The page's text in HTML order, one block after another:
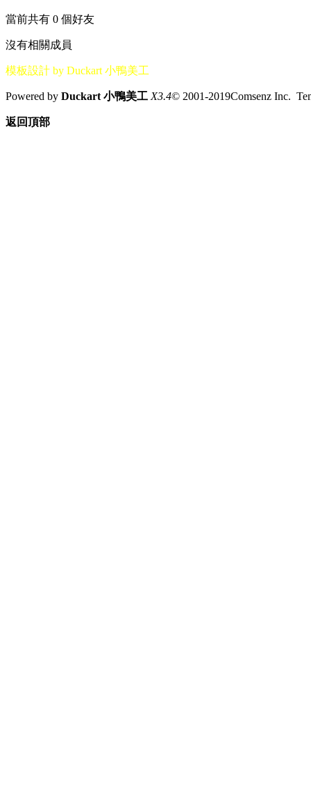
當前共有 0 個好友
沒有相關成員
模板設計 by Duckart 小鴨美工
Powered by Duckart 小鴨美工 X3.4© 2001-2019Comsenz Inc.
返回頂部